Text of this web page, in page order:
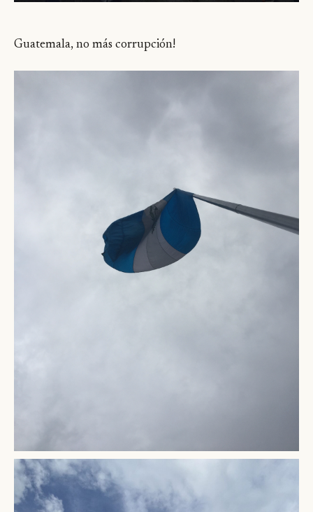
Guatemala, no más corrupción!